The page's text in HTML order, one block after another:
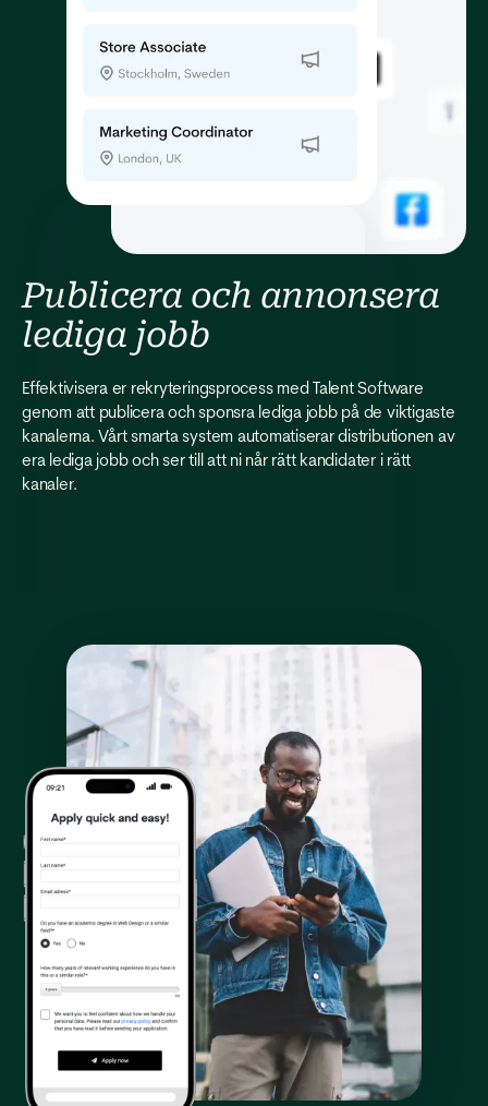
Publicera och annonsera
lediga jobb
Effektivisera er rekryteringsprocess med Talent Software
genom att publicera och sponsra lediga jobb på de viktigaste
kanalerna. Vårt smarta system automatiserar distributionen av
era lediga jobb och ser till att ni når rätt kandidater i rätt
kanaler.